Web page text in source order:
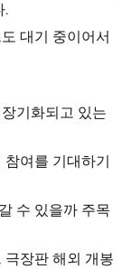
.
대기 중이어서
기화되고 있는
여를 기대하기
수 있을까 주목
장판 해외 개봉